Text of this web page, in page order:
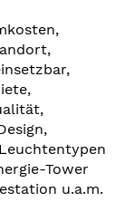
Tower
u.a.m.